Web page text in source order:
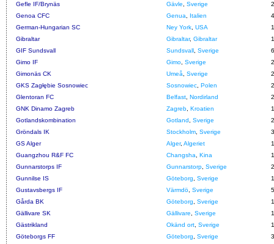
Gefle IF/Brynäs
Gävle Sverige
2
Genoa CFC
Genua Italien
4
German-Hungarian SC
Ney York USA
1
Gibraltar
Gibraltar, Gibraltar
1
GIF Sundsvall
Sundsvall Sverige
Gimo IF
Gimo Sverige
2
Gimonäs CK
Umeå Sverige
2
GKS Zagłębie Sosnowiec
Sosnowiec Polen
2
Glentoran FC
Belfast Nordirland
2
GNK Dinamo Zagreb
Zagreb Kroatien
1
Gotlandskombination
Gotland Sverige
2
Gröndals IK
Stockholm Sverige
3
GS Alger
Alger, Algeriet
1
Guangzhou R&F FC
Changsha Kina
1
Gunnarstorps IF
Gunnarstorp Sverige
2
Gunnilse IS
Göteborg Sverige
1
Gustavsbergs IF
Värmdö Sverige
5
Gårda BK
Göteborg Sverige
Gällivare SK
Gällivare Sverige
1
Gästrikland
Okänd ort Sverige
1
Göteborgs FF
Göteborg Sverige
3